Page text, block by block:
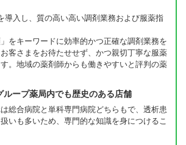
導入し、質の高い高い調剤業務および服薬指
」をキーワードに効率的かつ正確な調剤業務を
客さまをお待たせせず、かつ親切丁寧な服薬
。地域の薬剤師からも働きやすいと評判の薬
ープ薬局内でも歴史のある店舗
総合病院と単科専門病院どちらもで、透析患
いも多いため、専門的な知識を身につけるこ